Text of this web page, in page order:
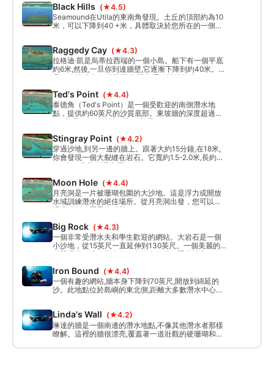
Black Hills (★4.5)
Seamound在Utila的東南角發現。土丘的頂部約為10
米，可以下降到40 +米，具體取決於您所在的一側。
Raggedy Cay (★4.3)
拉格迪·凱是烏蒂拉西端的一個小島。船下有一個平底
約6米,然後,一旦你到達牆壁,它逐漸下降到約40米。這
是一次牆跳水,但很難導航,因為系泊離牆很遠。
Ted's Point (★4.4)
泰德角（Ted's Point）是一個受歡迎的南側潛水地
點，提供約60英尺的沙質底部。東坡牆的深度超過
100英尺。西側較淺，為60英尺。
Stingray Point (★4.2)
穿過沙地,到另一邊的牆上。跟著大約15分鐘,在18米,
你會發現一個大裂縫在岩石。它寬約1.5-2.0米,長約
100米。完美的潛水周轉點。
Moon Hole (★4.4)
月亮洞是一片被珊瑚包圍的大沙地。這是浮力或開放
水域訓練潛水的絕佳場所。從月亮洞出發，您可以穿
過珊瑚到達羅恩的殘骸。
Big Rock (★4.3)
一個非常受潛水夫和學生歡迎的網站。大岩石是一個
小沙地，從15英尺一直延伸到130英尺。一個美麗的
牆壁潛水，適合所有人，有很多值得一看的地方。
Iron Bound (★4.4)
一個有趣的網站,牆本身下降到70英尺,開放到綿延的
沙。此地點位於島嶼的東北側,距離大多數潛水中心約
Linda's Wall (★4.2)
琳達的牆是一個南邊的潛水地點,不像其他潛水者那樣
瞭解。這裡的牆很漂亮,覆蓋著一道壯觀的硬珊瑚和軟